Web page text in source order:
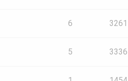
6 3261
5 3336